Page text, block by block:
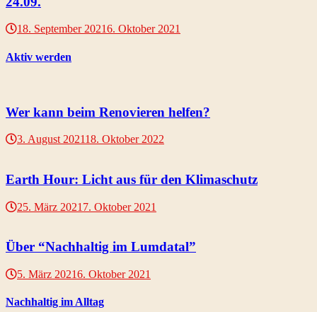
18. September 20216. Oktober 2021
Aktiv werden
Wer kann beim Renovieren helfen?
3. August 202118. Oktober 2022
Earth Hour: Licht aus für den Klimaschutz
25. März 2021 7. Oktober 2021
Über “Nachhaltig im Lumdatal”
5. März 20216. Oktober 2021
Nachhaltig im Alltag